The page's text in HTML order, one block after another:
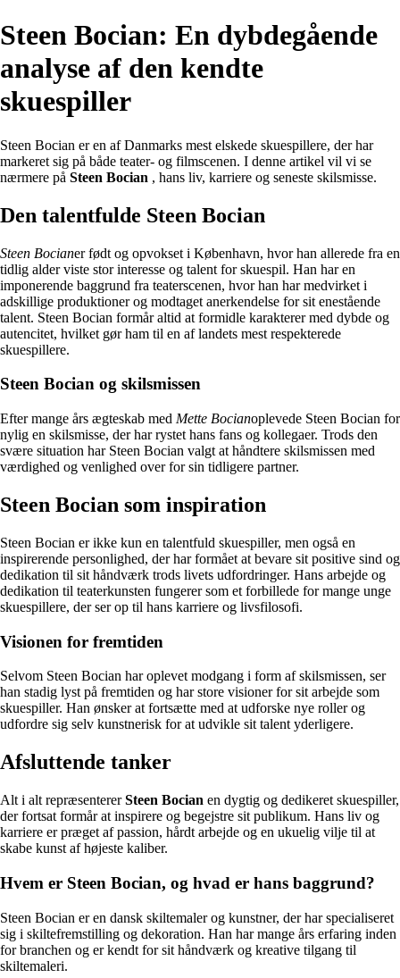
Steen Bocian: En dybdegående
analyse af den kendte
skuespiller
Steen Bocian er en af Danmarks mest elskede skuespillere, der har
markeret sig på både teater- og filmscenen. I denne artikel vil vi se
nærmere på Steen Bocian , hans liv, karriere og seneste skilsmisse.
Den talentfulde Steen Bocian
Steen Bocianer født og opvokset i København, hvor han allerede fra en
tidlig alder viste stor interesse og talent for skuespil. Han har en
imponerende baggrund fra teaterscenen, hvor han har medvirket i
adskillige produktioner og modtaget anerkendelse for sit enestående
talent. Steen Bocian formår altid at formidle karakterer med dybde og
autencitet, hvilket gør ham til en af landets mest respekterede
skuespillere.
Steen Bocian og skilsmissen
Efter mange års ægteskab med Mette Bocianoplevede Steen Bocian for
nylig en skilsmisse, der har rystet hans fans og kollegaer. Trods den
svære situation har Steen Bocian valgt at håndtere skilsmissen med
værdighed og venlighed over for sin tidligere partner.
Steen Bocian som inspiration
Steen Bocian er ikke kun en talentfuld skuespiller, men også en
inspirerende personlighed, der har formået at bevare sit positive sind og
dedikation til sit håndværk trods livets udfordringer. Hans arbejde og
dedikation til teaterkunsten fungerer som et forbillede for mange unge
skuespillere, der ser op til hans karriere og livsfilosofi.
Visionen for fremtiden
Selvom Steen Bocian har oplevet modgang i form af skilsmissen, ser
han stadig lyst på fremtiden og har store visioner for sit arbejde som
skuespiller. Han ønsker at fortsætte med at udforske nye roller og
udfordre sig selv kunstnerisk for at udvikle sit talent yderligere.
Afsluttende tanker
Alt i alt repræsentererSteen Bocian en dygtig og dedikeret skuespiller,
der fortsat formår at inspirere og begejstre sit publikum. Hans liv og
karriere er præget af passion, hårdt arbejde og en ukuelig vilje til at
skabe kunst af højeste kaliber.
Hvem er Steen Bocian, og hvad er hans baggrund?
Steen Bocian er en dansk skiltemaler og kunstner, der har specialiseret
sig i skiltefremstilling og dekoration. Han har mange års erfaring inden
for branchen og er kendt for sit håndværk og kreative tilgang til
skiltemaleri.